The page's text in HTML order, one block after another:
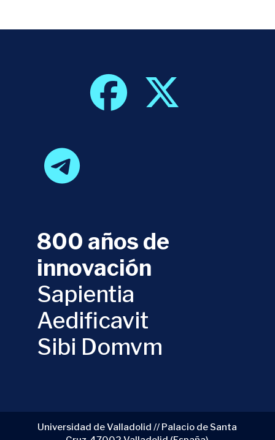
800 años de
innovación
Sapientia
Aedificavit
Sibi Domvm
Universidad de Valladolid // Palacio de Santa